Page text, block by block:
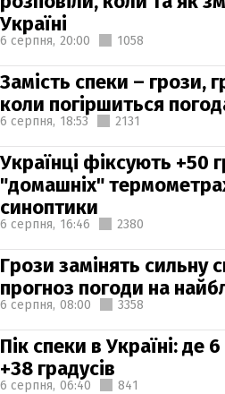
Україні
6 серпня, 20:00 1058
Замість спеки – грози,
коли погіршиться
6 серпня, 18:53 2131
Українці фіксують +50
"домашніх"
синоптики
6 серпня, 16:46 2380
Грози замінять сильну
прогноз погоди на
6 серпня, 08:00 3358
Пік спеки в Україні: де
+38 градусів
6 серпня, 06:40 841